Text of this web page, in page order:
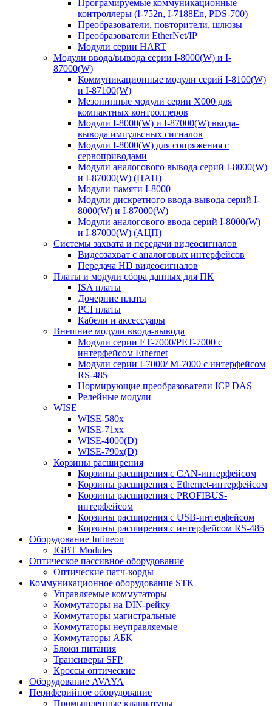
Програмируемые коммуникационные
контроллеры (I-752n, I-7188En, PDS-700)
Преобразователи, повторители, шлюзы
Преобразователи EtherNet/IP
Модули серии HART
Модули ввода/вывода серии I-8000(W) и I-
87000(W)
Коммуникационные модули серий I-8100(W)
и I-87100(W)
Мезонинные модули серии X000 для
компактных контроллеров
Модули I-8000(W) и I-87000(W) ввода-
вывода импульсных сигналов
Модули I-8000(W) для сопряжения с
сервоприводами
Модули аналогового вывода серий I-8000(W)
и I-87000(W) (ЦАП)
Модули памяти I-8000
Модули дискретного ввода-вывода серий I-
8000(W) и I-87000(W)
Модули аналогового ввода серий I-8000(W)
и I-87000(W) (АЦП)
Системы захвата и передачи видеосигналов
Видеозахват с аналоговых интерфейсов
Передача HD видеосигналов
Платы и модули сбора данных для ПК
ISA платы
Дочерние платы
PCI платы
Кабели и аксессуары
Внешние модули ввода-вывода
Модули серии ET-7000/PET-7000 с
интерфейсом Ethernet
Модули серии I-7000/ M-7000 с интерфейсом
RS-485
Нормирующие преобразователи ICP DAS
Релейные модули
WISE
WISE-580x
WISE-71xx
WISE-4000(D)
WISE-790x(D)
Корзины расширения
Корзины расширения с CAN-интерфейсом
Корзины расширения с Ethernet-интерфейсом
Корзины расширения с PROFIBUS-
интерфейсом
Корзины расширения с USB-интерфейсом
Корзины расширения с интерфейсом RS-485
Оборудование Infineon
IGBT Modules
Оптическое пассивное оборудование
Оптические патч-корды
Коммуникационное оборудование STK
Управляемые коммутаторы
Коммутаторы на DIN-рейку
Коммутаторы магистральные
Коммутаторы неуправляемые
Коммутаторы АБК
Блоки питания
Трансиверы SFP
Кроссы оптические
Оборудование AVAYA
Периферийное оборудование
Промышленные клавиатуры